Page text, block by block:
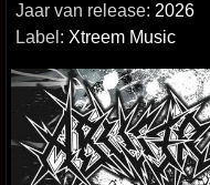
Jaar van release: 2026
Label: Xtreem Music